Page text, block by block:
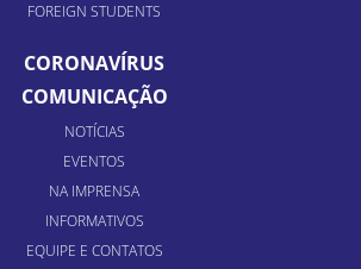
FOREIGN STUDENTS
CORONAVÍRUS
COMUNICAÇÃO
NOTÍCIAS
EVENTOS
NA IMPRENSA
INFORMATIVOS
EQUIPE E CONTATOS